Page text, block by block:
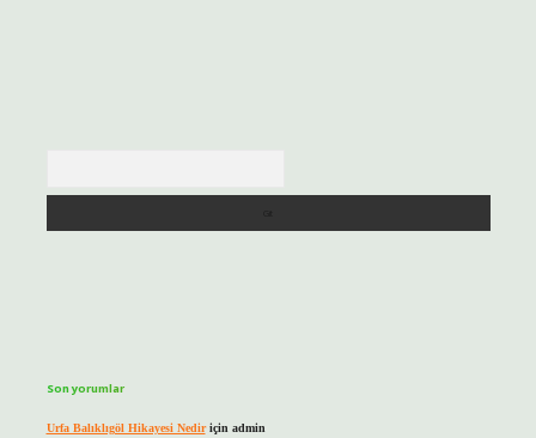
Son yorumlar
Urfa Balıklıgöl Hikayesi Nediriçin admin